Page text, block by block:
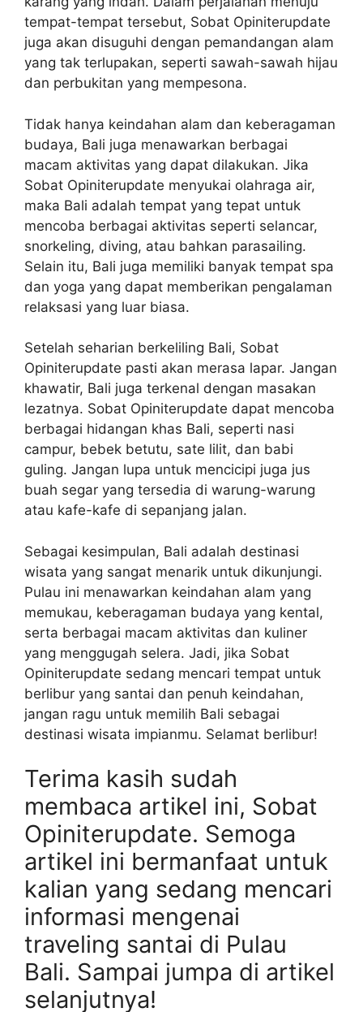
tempat-tempat tersebut, Sobat Opiniterupdate
juga akan disuguhi dengan pemandangan alam
yang tak terlupakan, seperti sawah-sawah hijau
dan perbukitan yang mempesona.
Tidak hanya keindahan alam dan keberagaman
budaya, Bali juga menawarkan berbagai
macam aktivitas yang dapat dilakukan. Jika
Sobat Opiniterupdate menyukai olahraga air,
maka Bali adalah tempat yang tepat untuk
mencoba berbagai aktivitas seperti selancar,
snorkeling, diving, atau bahkan parasailing.
Selain itu, Bali juga memiliki banyak tempat spa
dan yoga yang dapat memberikan pengalaman
relaksasi yang luar biasa.
Setelah seharian berkeliling Bali, Sobat
Opiniterupdate pasti akan merasa lapar. Jangan
khawatir, Bali juga terkenal dengan masakan
lezatnya. Sobat Opiniterupdate dapat mencoba
berbagai hidangan khas Bali, seperti nasi
campur, bebek betutu, sate lilit, dan babi
guling. Jangan lupa untuk mencicipi juga jus
buah segar yang tersedia di warung-warung
atau kafe-kafe di sepanjang jalan.
Sebagai kesimpulan, Bali adalah destinasi
wisata yang sangat menarik untuk dikunjungi.
Pulau ini menawarkan keindahan alam yang
memukau, keberagaman budaya yang kental,
serta berbagai macam aktivitas dan kuliner
yang menggugah selera. Jadi, jika Sobat
Opiniterupdate sedang mencari tempat untuk
berlibur yang santai dan penuh keindahan,
jangan ragu untuk memilih Bali sebagai
destinasi wisata impianmu. Selamat berlibur!
Terima kasih sudah
membaca artikel ini, Sobat
Opiniterupdate. Semoga
artikel ini bermanfaat untuk
kalian yang sedang mencari
informasi mengenai
traveling santai di Pulau
Bali. Sampai jumpa di artikel
selanjutnya!